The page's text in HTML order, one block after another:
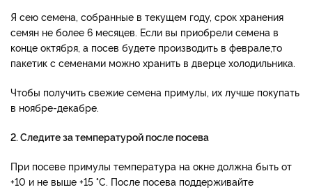
Я сею семена, собранные в текущем году, срок хранения
семян не более 6 месяцев. Если вы приобрели семена в
конце октября, а посев будете производить в феврале,то
пакетик с семенами можно хранить в дверце холодильника.
Чтобы получить свежие семена примулы, их лучше покупать
в ноябре-декабре.
2. Следите за температурой после посева
При посеве примулы температура на окне должна быть от
+10 и не выше +15 °C. После посева поддерживайте